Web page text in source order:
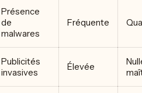
Présence
de
malwares
Fréquente
Publicités
invasives
Élevée